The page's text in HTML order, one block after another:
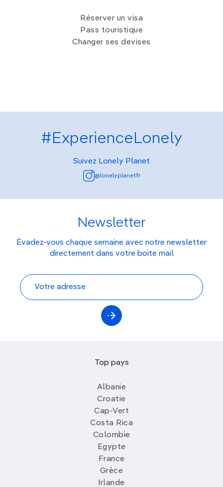
Réserver un visa
Pass touristique
Changer ses devises
#ExperienceLonely
Suivez Lonely Planet
@lonelyplanetfr
Newsletter
Évadez-vous chaque semaine avec notre newsletter
directement dans votre boite mail
Top pays
Albanie
Croatie
Cap-Vert
Costa Rica
Colombie
Egypte
France
Grèce
Irlande